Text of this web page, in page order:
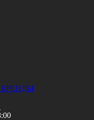
БРЕНДЫ